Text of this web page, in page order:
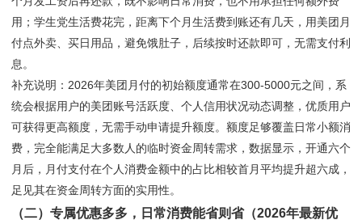
用；学生党生活费花完，距离下个月生活费到账还有几天，用美团月
付点外卖、买日用品，避免饿肚子，后续按时还款即可，无需支付利
息。
补充说明：2026年美团月付的初始额度通常在300-5000元之间，系
统会根据用户的美团账号活跃度、个人信用状况动态调整，优质用户
可获得更高额度，无需手动申请提升额度。额度足够覆盖日常小额消
费，完全能满足大多数人的临时资金周转需求，数据显示，开通六个
月后，月付支付在个人消费金额中的占比相较首月平均提升超六成，
足见其在资金周转方面的实用性。
（二）专属优惠多多，日常消费能省则省（2026年最新优